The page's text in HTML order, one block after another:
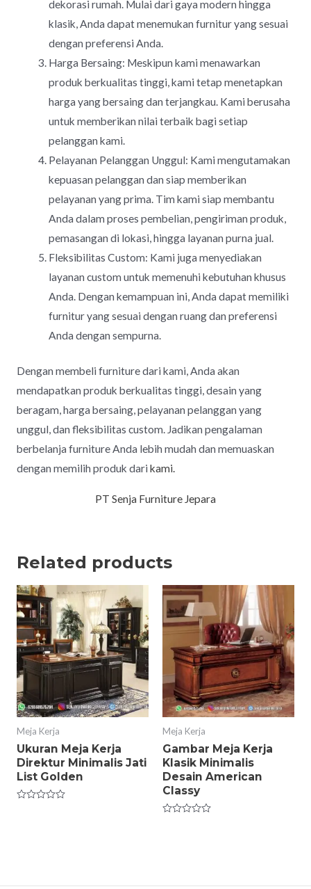
dekorasi rumah. Mulai dari gaya modern hingga
klasik, Anda dapat menemukan furnitur yang sesuai
dengan preferensi Anda.
Harga Bersaing: Meskipun kami menawarkan
produk berkualitas tinggi, kami tetap menetapkan
harga yang bersaing dan terjangkau. Kami berusaha
untuk memberikan nilai terbaik bagi setiap
pelanggan kami.
Pelayanan Pelanggan Unggul: Kami mengutamakan
kepuasan pelanggan dan siap memberikan
pelayanan yang prima. Tim kami siap membantu
Anda dalam proses pembelian, pengiriman produk,
pemasangan di lokasi, hingga layanan purna jual.
Fleksibilitas Custom: Kami juga menyediakan
layanan custom untuk memenuhi kebutuhan khusus
Anda. Dengan kemampuan ini, Anda dapat memiliki
furnitur yang sesuai dengan ruang dan preferensi
Anda dengan sempurna.
Dengan membeli furniture dari kami, Anda akan
mendapatkan produk berkualitas tinggi, desain yang
beragam, harga bersaing, pelayanan pelanggan yang
unggul, dan fleksibilitas custom. Jadikan pengalaman
berbelanja furniture Anda lebih mudah dan memuaskan
dengan memilih produk dari kami.
PT Senja Furniture Jepara
Related products
Meja Kerja
Ukuran Meja Kerja
Direktur Minimalis Jati
List Golden
Meja Kerja
Gambar Meja Kerja
Klasik Minimalis
Desain American
Classy